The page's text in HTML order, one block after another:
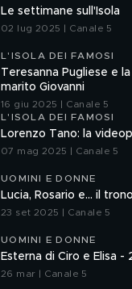
Le settimane sull'Isola
02 lug 2025 | Canale 5
L'ISOLA DEI FAMOSI
Teresanna Pugliese e
marito Giovanni
16 giu 2025 | Canale 5
L'ISOLA DEI FAMOSI
Lorenzo Tano: la
07 mag 2025 | Canale 5
UOMINI E DONNE
Lucia, Rosario e... il trono
23 set 2025 | Canale 5
UOMINI E DONNE
Esterna di Ciro e Elisa -
26 mar | Canale 5